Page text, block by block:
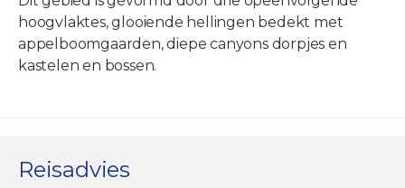
hoogvlaktes, glooiende hellingen bedekt met
appelboomgaarden, diepe canyons dorpjes en
kastelen en bossen.
Reisadvies